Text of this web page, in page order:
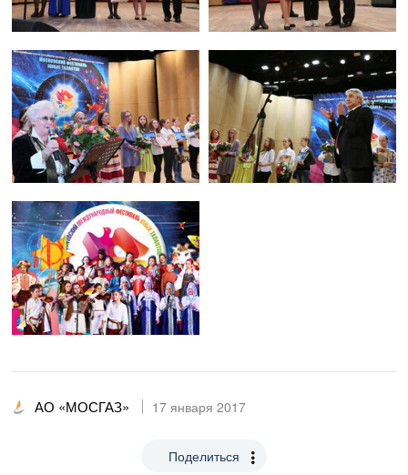
АО «МОСГАЗ» 17 января 2017
Поделиться